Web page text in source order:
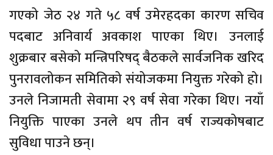
गएको जेठ २४ गते ५८ वर्ष उमेरहदका कारण सचिव
पदबाट अनिवार्य अवकाश पाएका थिए। उनलाई
शुक्रबार बसेको मन्त्रिपरिषद् बैठकले सार्वजनिक खरिद
पुनरावलोकन समितिको संयोजकमा नियुक्त गरेको हो।
उनले निजामती सेवामा २९ वर्ष सेवा गरेका थिए। नयाँ
नियुक्ति पाएका उनले थप तीन वर्ष राज्यकोषबाट
सुविधा पाउने छन्।